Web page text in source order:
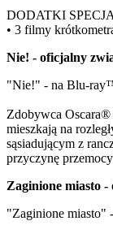
DODATKI
• 3 filmy
Nie! - oficjalny
"Nie!" - na Blu-
Zdobywca
mieszkają na
sąsiadującym z
przyczynę
Zaginione miasto
"Zaginione